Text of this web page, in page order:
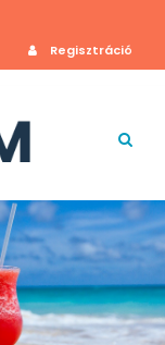
Regisztráció